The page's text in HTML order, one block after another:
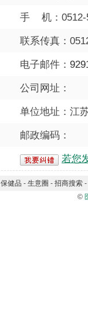
手 机：0512-
联系传真：
电子邮件：
公司网址：
单位地址：江
邮政编码：
若您
保健品 - 生意圈 - 招商搜索 -
©